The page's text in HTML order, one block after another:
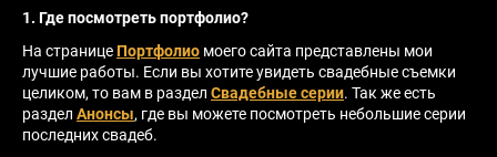
1. Где посмотреть портфолио?
На странице Портфолио моего сайта представлены мои
лучшие работы. Если вы хотите увидеть свадебные съемки
целиком, то вам в раздел Свадебные серии. Так же есть
раздел Анонсы, где вы можете посмотреть небольшие серии
последних свадеб.